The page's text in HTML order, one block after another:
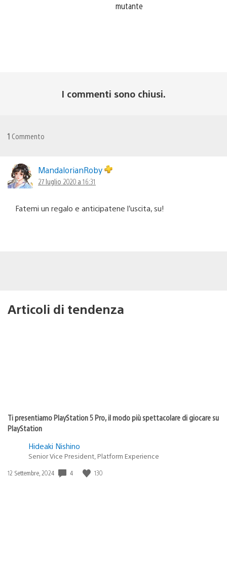
mutante
I commenti sono chiusi.
1 Commento
MandalorianRoby
27 luglio 2020 a 16:31
Fatemi un regalo e anticipatene l’uscita, su!
Articoli di tendenza
Ti presentiamo PlayStation 5 Pro, il modo più spettacolare di giocare su
PlayStation
Hideaki Nishino
Senior Vice President, Platform Experience
Data
12 Settembre, 2024 4 130